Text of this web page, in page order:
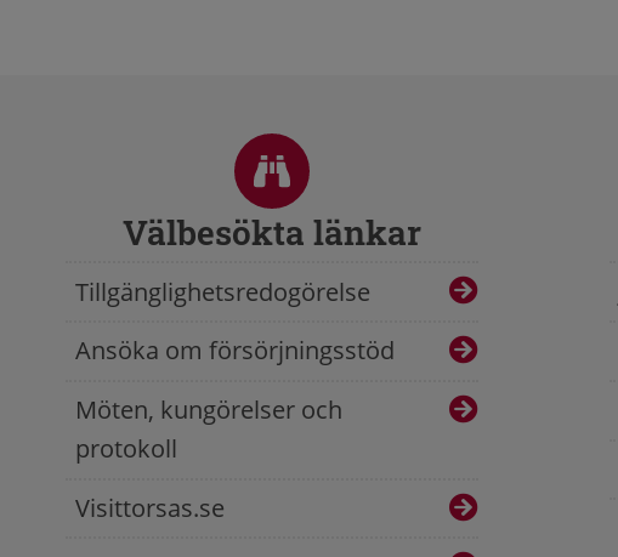
Välbesökta länkar
Tillgänglighetsredogörelse
Ansöka om försörjningsstöd
Möten, kungörelser och
protokoll
Visittorsas.se